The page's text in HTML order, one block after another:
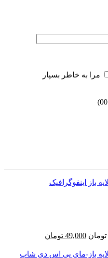
مرا به خاطر بسپار
)
تومان قیمت
200,000 تومان
49,000 تومان
49,000 تومان